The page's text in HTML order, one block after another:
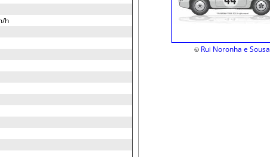
h
© Rui Noronha e Sousa